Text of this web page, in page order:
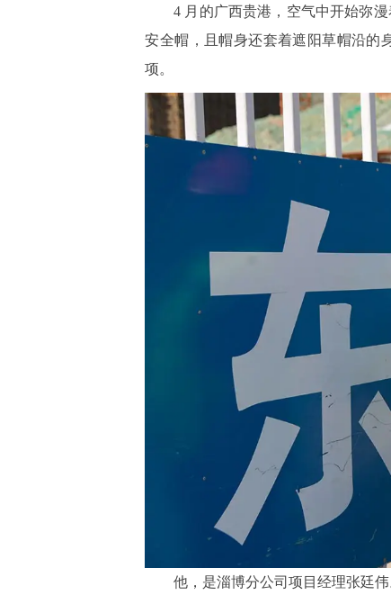
4 月的广西贵港，空气中开始弥
安全帽，且帽身还套着遮阳草帽沿的
项。
他，是淄博分公司项目经理张廷伟